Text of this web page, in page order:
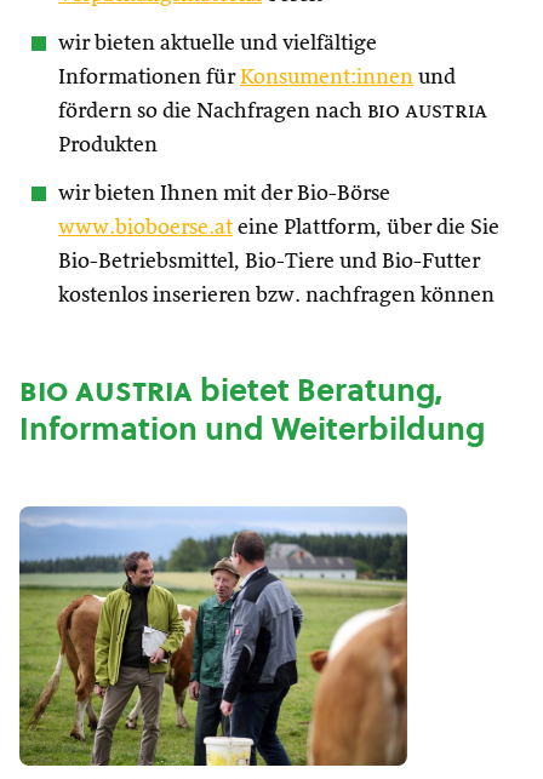
wir bieten aktuelle und vielfältige
Informationen fürKonsument:innen und
fördern so die Nachfragen nach bio austria
Produkten
wir bieten Ihnen mit der Bio-Börse
www.bioboerse.at eine Plattform, über die Sie
Bio-Betriebsmittel, Bio-Tiere und Bio-Futter
kostenlos inserieren bzw. nachfragen können
bio austriabietet Beratung,
Information und Weiterbildung